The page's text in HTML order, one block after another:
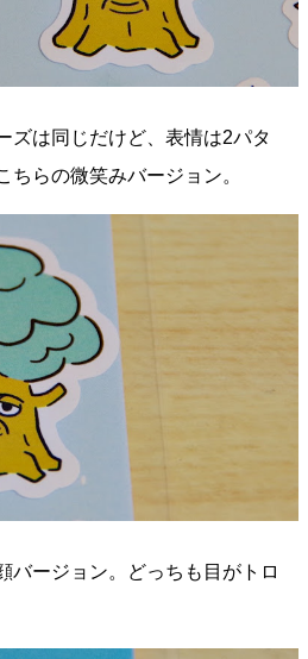
ズは同じだけど、表情は2パタ
ちらの微笑みバージョン。
バージョン。どっちも目がトロ